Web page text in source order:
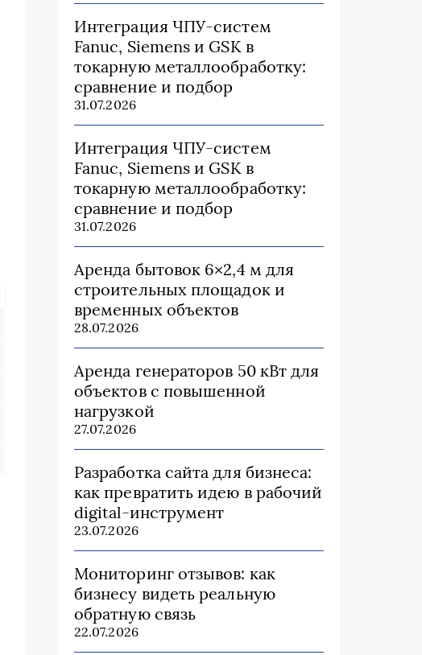
Интеграция ЧПУ-систем
Fanuc, Siemens и GSK в
токарную металлообработку:
сравнение и подбор
31.07.2026
Интеграция ЧПУ-систем
Fanuc, Siemens и GSK в
токарную металлообработку:
сравнение и подбор
31.07.2026
Аренда бытовок 6×2,4 м для
строительных площадок и
временных объектов
28.07.2026
Аренда генераторов 50 кВт для
объектов с повышенной
нагрузкой
27.07.2026
Разработка сайта для бизнеса:
как превратить идею в рабочий
digital-инструмент
23.07.2026
Мониторинг отзывов: как
бизнесу видеть реальную
обратную связь
22.07.2026